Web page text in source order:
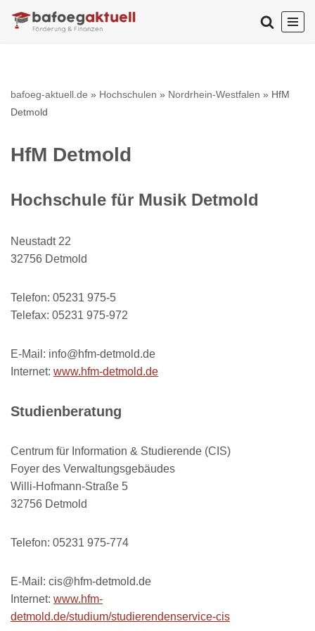
bafoeg-aktuell.de » Hochschulen » Nordrhein-Westfalen » HfM
Detmold
HfM Detmold
Hochschule für Musik Detmold
Neustadt 22
32756 Detmold
Telefon: 05231 975-5
Telefax: 05231 975-972
E-Mail: info@hfm-detmold.de
Internet: www.hfm-detmold.de
Studienberatung
Centrum für Information & Studierende (CIS)
Foyer des Verwaltungsgebäudes
Willi-Hofmann-Straße 5
32756 Detmold
Telefon: 05231 975-774
E-Mail: cis@hfm-detmold.de
Internet: www.hfm-
detmold.de/studium/studierendenservice-cis